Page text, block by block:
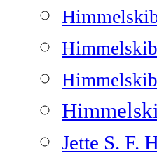
Jette S. F.